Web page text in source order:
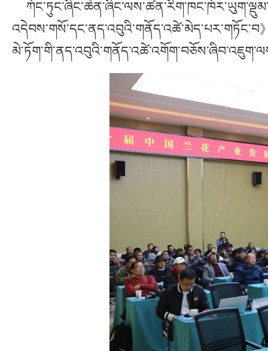
འདེབས་གསོ་དང་ནད་འབུའི་གནོད་འཚེ་མེད་པར་གཏོང་བ